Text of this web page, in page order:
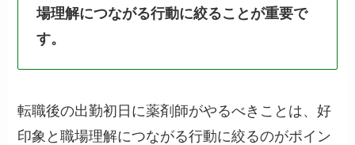
場理解につながる行動に絞ることが重要で
す。
転職後の出勤初日に薬剤師がやるべきことは、好
印象と職場理解につながる行動に絞るのがポイン